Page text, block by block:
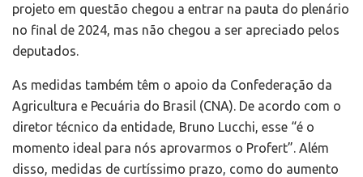
projeto em questão chegou a entrar na pauta do plenário
no final de 2024, mas não chegou a ser apreciado pelos
deputados.
As medidas também têm o apoio da Confederação da
Agricultura e Pecuária do Brasil (CNA). De acordo com o
diretor técnico da entidade, Bruno Lucchi, esse “é o
momento ideal para nós aprovarmos o Profert”. Além
disso, medidas de curtíssimo prazo, como do aumento